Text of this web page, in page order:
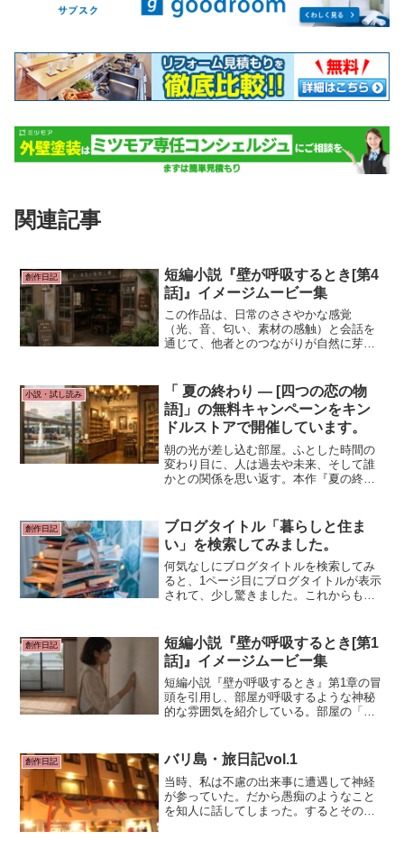
関連記事
創作日記
短編小説『壁が呼吸するとき[第4
話]』イメージムービー集
この作品は、日常のささやかな感覚
（光、音、匂い、素材の感触）と会話を
通じて、他者とのつながりが自然に芽生
の通気性・調湿性（呼吸する壁）をモチ
ーフにした強力な象徴です。
小説・試し読み
「 夏の終わり ― [四つの恋の物
語]」の無料キャンペーンをキン
ドルストアで開催しています。
朝の光が差し込む部屋。ふとした時間の
変わり目に、人は過去や未来、そして誰
かとの関係を思い返す。本作『夏の終わ
短編小説集です。収録作は、
創作日記
ブログタイトル「暮らしと住ま
い」を検索してみました。
何気なしにブログタイトルを検索してみ
ると、1ページ目にブログタイトルが表示
されて、少し驚きました。これからも
願い致します。簡単な報告となりまし
た。
創作日記
短編小説『壁が呼吸するとき[第1
話]』イメージムービー集
短編小説『壁が呼吸するとき』第1章の冒
頭を引用し、部屋が呼吸するような神秘
的な雰囲気を紹介している。部屋の「呼
の繊細な描写。
創作日記 バリ島・旅日記vol.1
当時、私は不慮の出来事に遭遇して神経
が参っていた。だから愚痴のようなこと
を知人に話してしまった。するとその知